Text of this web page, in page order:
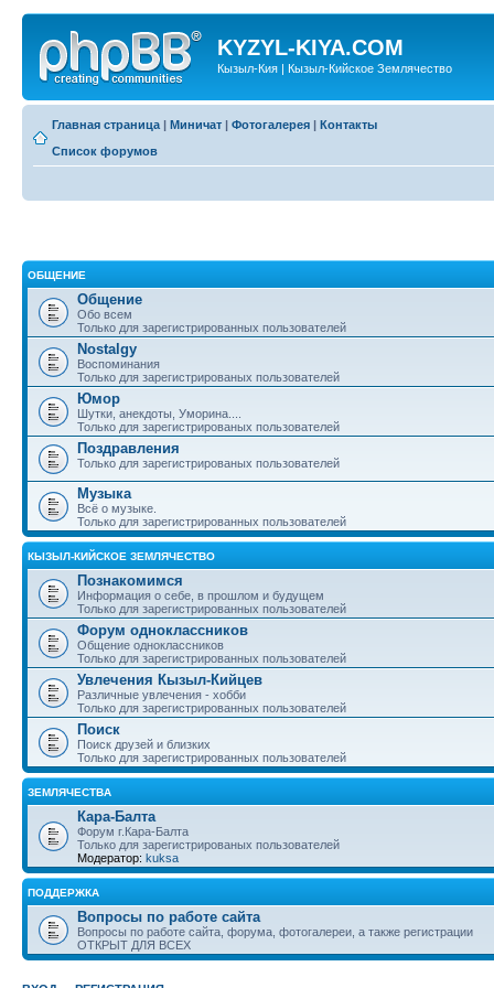
KYZYL-KIYA.COM
Кызыл-Кия | Кызыл-Кийское Землячество
Главная страница | Миничат | Фотогалерея | Контакты
Список форумов
ОБЩЕНИЕ
Общение
Обо всем
Только для зарегистрированных пользователей
Nostalgy
Воспоминания
Только для зарегистрированых пользователей
Юмор
Шутки, анекдоты, Уморина....
Только для зарегистрированых пользователей
Поздравления
Только для зарегистрированых пользователей
Музыка
Всё о музыке.
Только для зарегистрированных пользователей
КЫЗЫЛ-КИЙСКОЕ ЗЕМЛЯЧЕСТВО
Познакомимся
Информация о себе, в прошлом и будущем
Только для зарегистрированных пользователей
Форум одноклассников
Общение одноклассников
Только для зарегистрированных пользователей
Увлечения Кызыл-Кийцев
Различные увлечения - хобби
Только для зарегистрированных пользователей
Поиск
Поиск друзей и близких
Только для зарегистрированных пользователей
ЗЕМЛЯЧЕСТВА
Кара-Балта
Форум г.Кара-Балта
Только для зарегистрированых пользователей
Модератор: kuksa
ПОДДЕРЖКА
Вопросы по работе сайта
Вопросы по работе сайта, форума, фотогалереи, а также регистрации
ОТКРЫТ ДЛЯ ВСЕХ